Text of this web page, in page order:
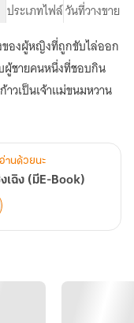
ประเภทไฟล์วันที่วางขาย
ของผู้หญิงที่ถูกขับไล่ออก
ชายคนหนึ่งที่ชอบกิน
วเป็นเจ้าแม่ขนมหวาน
านด้วยนะ
เฉิง (มีE-Book)